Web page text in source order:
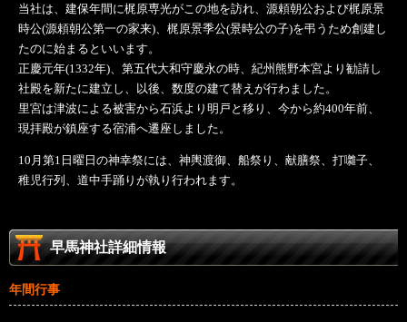
当社は、建保年間に梶原専光がこの地を訪れ、源頼朝公および梶原景
時公(源頼朝公第一の家来)、梶原景季公(景時公の子)を弔うため創建し
たのに始まるといいます。
正慶元年(1332年)、第五代大和守慶永の時、紀州熊野本宮より勧請し
社殿を新たに建立し、以後、数度の建て替えが行わました。
里宮は津波による被害から石浜より明戸と移り、今から約400年前、
現拝殿が鎮座する宿浦へ遷座しました。
10月第1日曜日の神幸祭には、神輿渡御、船祭り、献膳祭、打囃子、
稚児行列、道中手踊りが執り行われます。
早馬神社詳細情報
年間行事